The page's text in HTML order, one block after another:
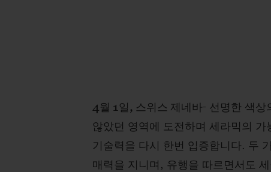
4월 1일, 스위스 제네바- 선명한 색상
않았던 영역에 도전하며 세라믹의
기술력을 다시 한번 입증합니다. 두
매력을 지니며, 유행을 따르면서도